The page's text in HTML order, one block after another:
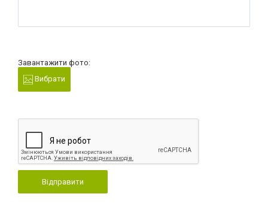
Завантажити фото:
Вибрати
Відправити